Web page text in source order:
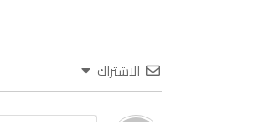
الاشتراك